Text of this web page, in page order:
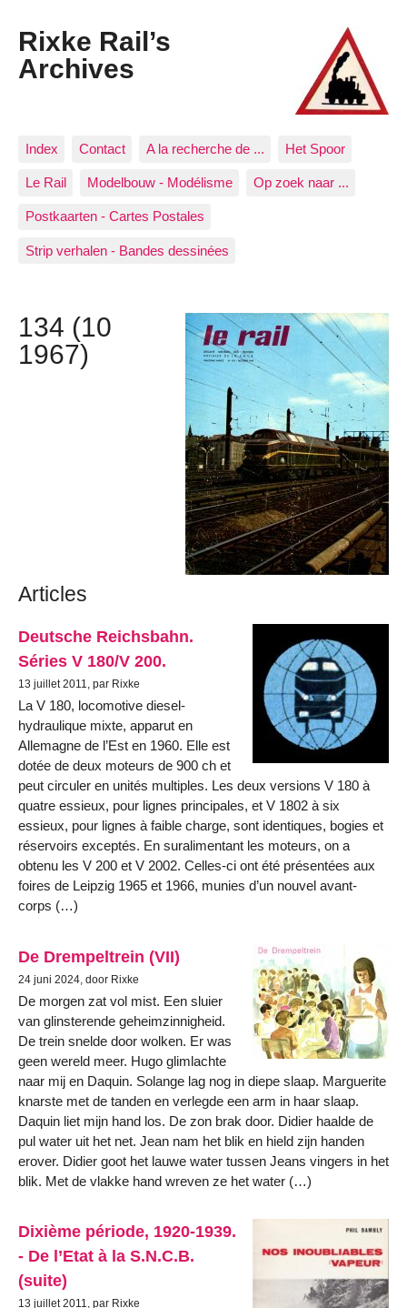
Rixke Rail’s
Archives
Index Contact A la recherche de ... Het Spoor
Le Rail Modelbouw - Modélisme Op zoek naar ...
Postkaarten - Cartes Postales
Strip verhalen - Bandes dessinées
134 (10
1967)
Articles
Deutsche Reichsbahn.
Séries V 180/V 200.
13 juillet 2011, par Rixke
La V 180, locomotive diesel-
hydraulique mixte, apparut en
Allemagne de l’Est en 1960. Elle est
dotée de deux moteurs de 900 ch et
peut circuler en unités multiples. Les deux versions V 180 à
quatre essieux, pour lignes principales, et V 1802 à six
essieux, pour lignes à faible charge, sont identiques, bogies et
réservoirs exceptés. En suralimentant les moteurs, on a
obtenu les V 200 et V 2002. Celles-ci ont été présentées aux
foires de Leipzig 1965 et 1966, munies d’un nouvel avant-
corps (…)
De Drempeltrein (VII)
24 juni 2024, door Rixke
De morgen zat vol mist. Een sluier
van glinsterende geheimzinnigheid.
De trein snelde door wolken. Er was
geen wereld meer. Hugo glimlachte
naar mij en Daquin. Solange lag nog in diepe slaap. Marguerite
knarste met de tanden en verlegde een arm in haar slaap.
Daquin liet mijn hand los. De zon brak door. Didier haalde de
pul water uit het net. Jean nam het blik en hield zijn handen
erover. Didier goot het lauwe water tussen Jeans vingers in het
blik. Met de vlakke hand wreven ze het water (…)
Dixième période, 1920-1939.
- De l’Etat à la S.N.C.B.
(suite)
13 juillet 2011, par Rixke